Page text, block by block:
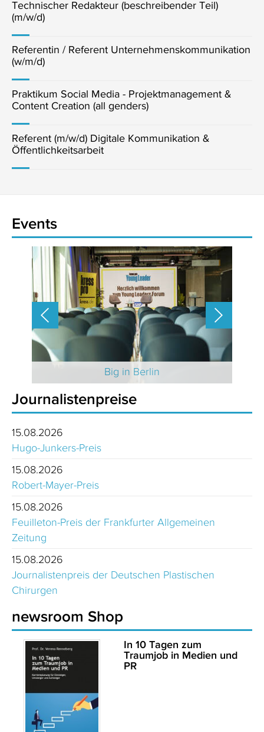
Technischer Redakteur (beschreibender Teil)
(m/w/d)
Referentin / Referent Unternehmenskommunikation
(w/m/d)
Praktikum Social Media - Projektmanagement &
Content Creation (all genders)
Referent (m/w/d) Digitale Kommunikation &
Öffentlichkeitsarbeit
Events
Big in Berlin
Journalistenpreise
15.08.2026
Hugo-Junkers-Preis
15.08.2026
Robert-Mayer-Preis
15.08.2026
Feuilleton-Preis der Frankfurter Allgemeinen
Zeitung
15.08.2026
Journalistenpreis der Deutschen Plastischen
Chirurgen
newsroom Shop
In 10 Tagen zum
Traumjob in Medien und
PR